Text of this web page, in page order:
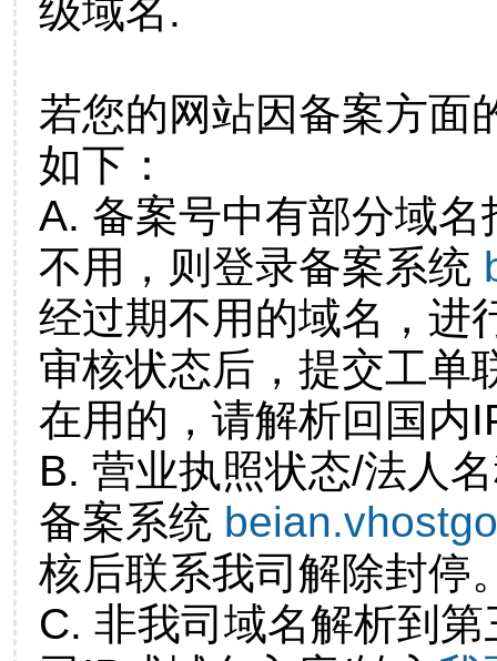
级域名.
若您的网站因备案方面
如下：
A. 备案号中有部分域
不用，则登录备案系统
经过期不用的域名，进
审核状态后，提交工单
在用的，请解析回国内
B. 营业执照状态/法人
备案系统
核后联系我司解除封停
C. 非我司域名解析到